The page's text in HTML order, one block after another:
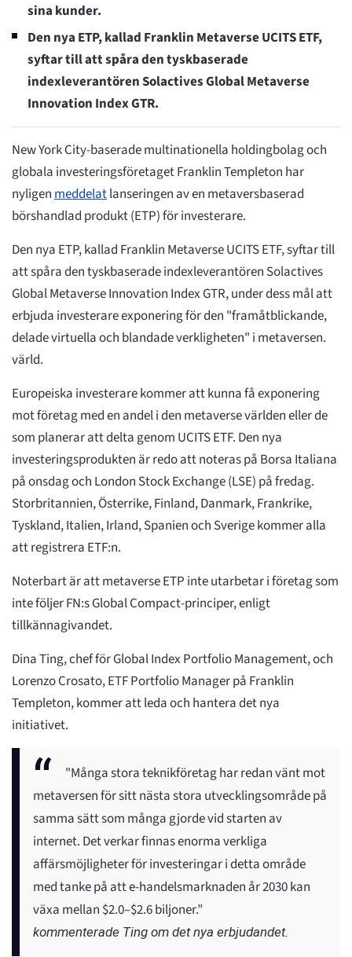
sina kunder.
Den nya ETP, kallad Franklin Metaverse UCITS ETF,
syftar till att spåra den tyskbaserade
indexleverantören Solactives Global Metaverse
Innovation Index GTR.
New York City-baserade multinationella holdingbolag och
globala investeringsföretaget Franklin Templeton har
nyligenmeddelatlanseringen av en metaversbaserad
börshandlad produkt (ETP) för investerare.
Den nya ETP, kallad Franklin Metaverse UCITS ETF, syftar till
att spåra den tyskbaserade indexleverantören Solactives
Global Metaverse Innovation Index GTR, under dess mål att
erbjuda investerare exponering för den "framåtblickande,
delade virtuella och blandade verkligheten" i metaversen.
värld.
Europeiska investerare kommer att kunna få exponering
mot företag med en andel i den metaverse världen eller de
som planerar att delta genom UCITS ETF. Den nya
investeringsprodukten är redo att noteras på Borsa Italiana
på onsdag och London Stock Exchange (LSE) på fredag.
Storbritannien, Österrike, Finland, Danmark, Frankrike,
Tyskland, Italien, Irland, Spanien och Sverige kommer alla
att registrera ETF:n.
Noterbart är att metaverse ETP inte utarbetar i företag som
inte följer FN:s Global Compact-principer, enligt
tillkännagivandet.
Dina Ting, chef för Global Index Portfolio Management, och
Lorenzo Crosato, ETF Portfolio Manager på Franklin
Templeton, kommer att leda och hantera det nya
initiativet.
"Många stora teknikföretag har redan vänt mot
metaversen för sitt nästa stora utvecklingsområde på
samma sätt som många gjorde vid starten av
internet. Det verkar finnas enorma verkliga
affärsmöjligheter för investeringar i detta område
med tanke på att e-handelsmarknaden år 2030 kan
växa mellan $2.0–$2.6 biljoner.”
kommenterade Ting om det nya erbjudandet.